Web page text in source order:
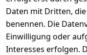
Daten mit Dritten,
benennen. Die
Einwilligung oder
Interesses erfolgen.
Gerät verkaufen